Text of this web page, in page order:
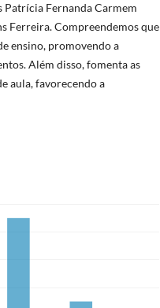
Patrícia Fernanda Carmem
Ferreira. Compreendemos que
ensino, promovendo a
Além disso, fomenta as
aula, favorecendo a